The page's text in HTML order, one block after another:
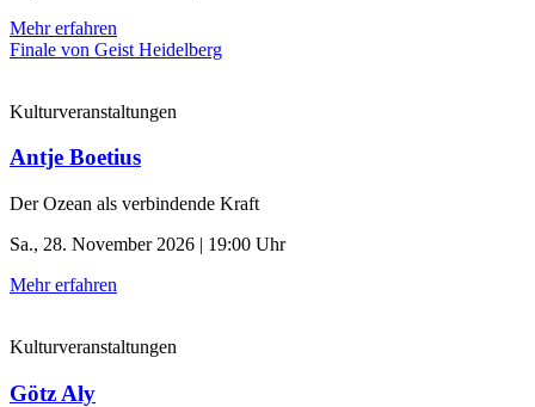
Mehr erfahren
Finale von Geist Heidelberg
Kulturveranstaltungen
Antje Boetius
Der Ozean als verbindende Kraft
Sa., 28. November 2026 | 19:00 Uhr
Mehr erfahren
Kulturveranstaltungen
Götz Aly